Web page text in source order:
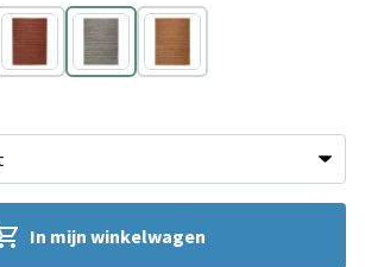
Rood DonkergrijsOranje
In mijn winkelwagen